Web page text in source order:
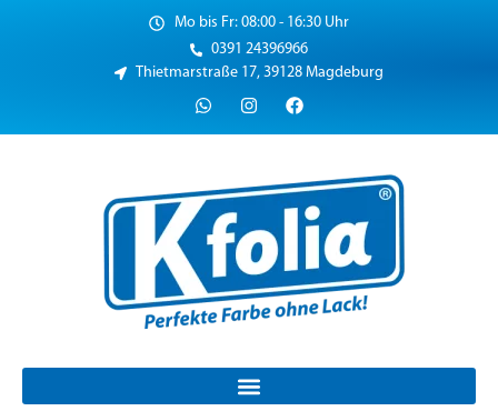
Mo bis Fr: 08:00 - 16:30 Uhr
0391 24396966
Thietmarstraße 17, 39128 Magdeburg